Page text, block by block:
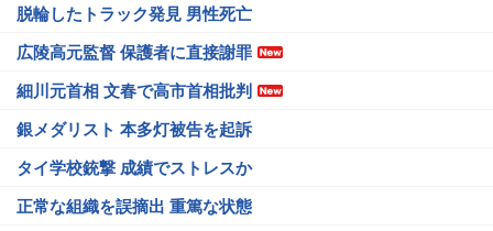
脱輪したトラック発見 男性死亡
広陵高元監督 保護者に直接謝罪
細川元首相 文春で高市首相批判
銀メダリスト 本多灯被告を起訴
タイ学校銃撃 成績でストレスか
正常な組織を誤摘出 重篤な状態